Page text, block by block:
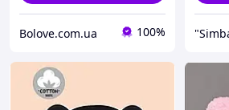
Bolove.com.ua 100%